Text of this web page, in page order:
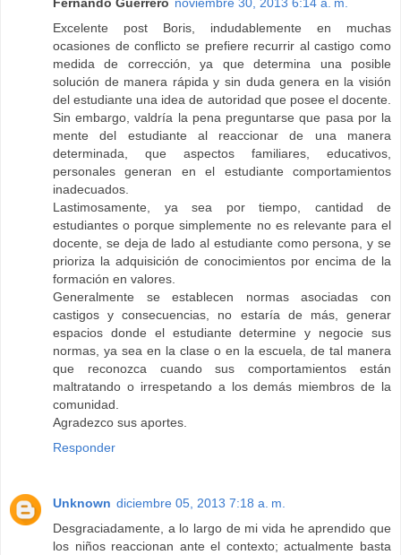
Fernando Guerrero noviembre 30, 2013 6:14 a. m.
Excelente post Boris, indudablemente en muchas
ocasiones de conflicto se prefiere recurrir al castigo como
medida de corrección, ya que determina una posible
solución de manera rápida y sin duda genera en la visión
del estudiante una idea de autoridad que posee el docente.
Sin embargo, valdría la pena preguntarse que pasa por la
mente del estudiante al reaccionar de una manera
determinada, que aspectos familiares, educativos,
personales generan en el estudiante comportamientos
inadecuados.
Lastimosamente, ya sea por tiempo, cantidad de
estudiantes o porque simplemente no es relevante para el
docente, se deja de lado al estudiante como persona, y se
prioriza la adquisición de conocimientos por encima de la
formación en valores.
Generalmente se establecen normas asociadas con
castigos y consecuencias, no estaría de más, generar
espacios donde el estudiante determine y negocie sus
normas, ya sea en la clase o en la escuela, de tal manera
que reconozca cuando sus comportamientos están
maltratando o irrespetando a los demás miembros de la
comunidad.
Agradezco sus aportes.
Responder
Unknown diciembre 05, 2013 7:18 a. m.
Desgraciadamente, a lo largo de mi vida he aprendido que
los niños reaccionan ante el contexto; actualmente basta